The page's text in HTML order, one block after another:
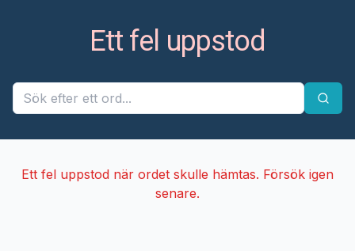
Ett fel uppstod
Ett fel uppstod när ordet skulle hämtas. Försök igen
senare.